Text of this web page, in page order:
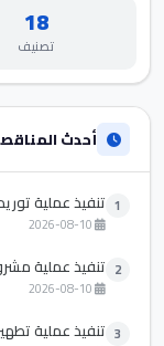
18
تصنيف
أحدث
1 تنفيذ عملية
2 تنفيذ عملية
3 تنفيذ عملية